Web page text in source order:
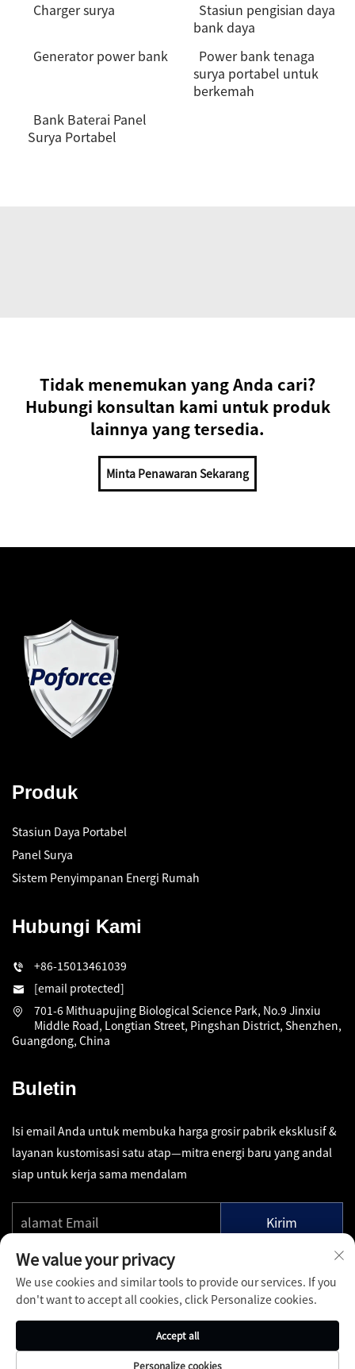
Charger surya
Stasiun pengisian daya
bank daya
Generator power bank
Power bank tenaga
surya portabel untuk
berkemah
Bank Baterai Panel
Surya Portabel
Tidak menemukan yang Anda cari?
Hubungi konsultan kami untuk produk
lainnya yang tersedia.
Minta Penawaran Sekarang
Produk
Stasiun Daya Portabel
Panel Surya
Sistem Penyimpanan Energi Rumah
Hubungi Kami
+86-15013461039
[email protected]
701-6 Mithuapujing Biological Science Park, No.9 Jinxiu
Middle Road, Longtian Street, Pingshan District, Shenzhen,
Guangdong, China
Buletin
Isi email Anda untuk membuka harga grosir pabrik eksklusif &
layanan kustomisasi satu atap—mitra energi baru yang andal
siap untuk kerja sama mendalam
Kirim
Hak Cipta © Shenzhen Pinfang Chuangfu Technology Co., Ltd.
We value your privacy
We use cookies and similar tools to provide our services. If you
don't want to accept all cookies, click Personalize cookies.
Personalize cookies
Accept all